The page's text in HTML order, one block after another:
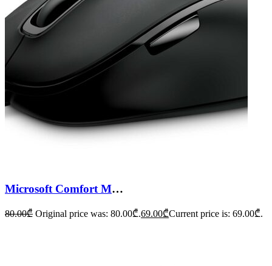
Microsoft Comfort Mouse 4500
80.00₾ Original price was: 80.00₾.69.00₾Current price is: 69.00₾.